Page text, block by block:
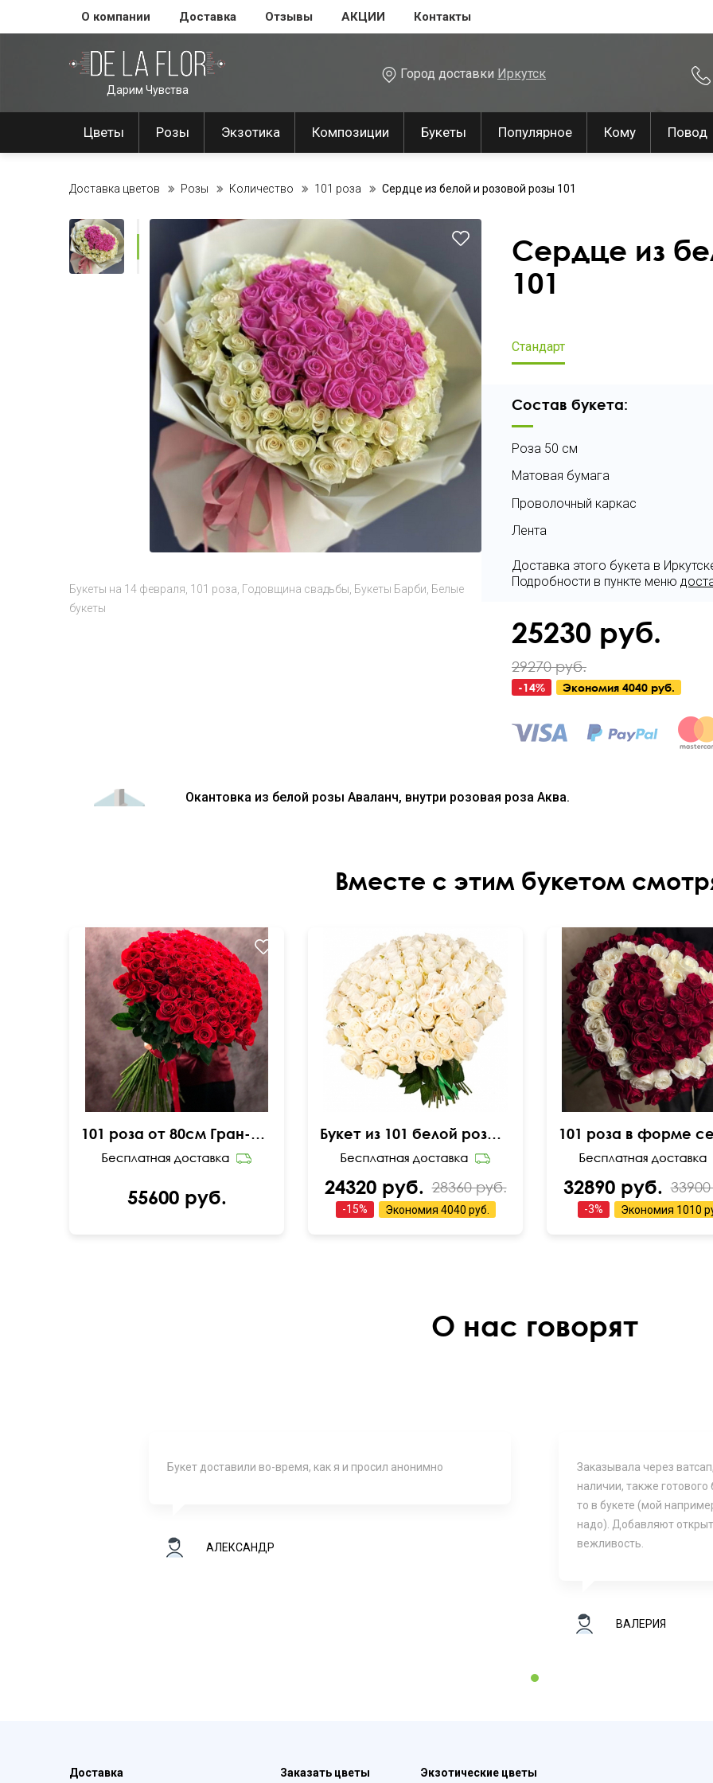
О компании Доставка Отзывы АКЦИИ Контакты
Дарим Чувства
Город доставки Иркутск
Цветы Розы Экзотика Композиции Букеты Популярное Кому Повод
Доставка цветов Розы Количество 101 роза Сердце из белой и розовой розы 101
Букеты на 14 февраля 101 роза Годовщина свадьбы Букеты Барби Белые
букеты
Сердце из
101
Стандарт
Состав букета:
Роза 50 см
Матовая бумага
Проволочный каркас
Лента
Доставка этого букета в
Подробности в пункте меню
25230 руб.
29270 руб.
-14% Экономия 4040 руб.
Окантовка из белой розы Аваланч, внутри розовая роза Аква.
Вместе с этим букетом
101 роза от 80см Гран-При ПРЕМИУМ
55600 руб.
Букет из 101 белой розы 50см
24320 руб. 28360 руб.
-15% Экономия 4040 руб.
32890 руб.
-3% Экономия 1010
О нас говорят
Букет доставили во-время, как я и просил анонимно
АЛЕКСАНДР
Заказывала через
наличии, также
то в букете (мой
надо). Добавляют
вежливость.
ВАЛЕРИЯ
Доставка
Заказать цветы
Экзотические цветы